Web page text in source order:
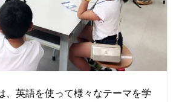
、英語を使って様々なテーマを学